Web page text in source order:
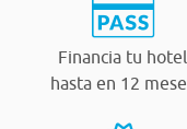
Financia tu hotel
hasta en 12